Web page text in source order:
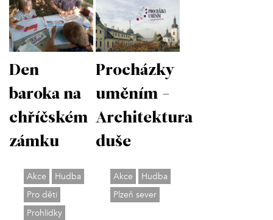
Den
baroka na
chříčském
zámku
Akce
Hudba
Pro děti
Prohlídky
Procházky
uměním -
Architektura
duše
Akce
Hudba
Plzeň sever